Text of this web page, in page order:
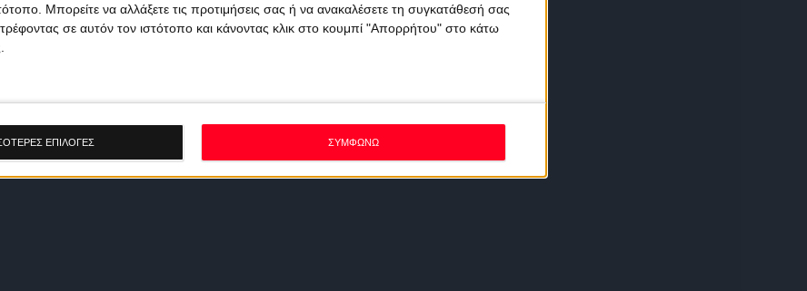
Μπορείτε να αλλάξετε τις προτιμήσεις σας ή να ανακαλέσετε τη συγκατάθεσή σας
σε αυτόν τον ιστότοπο και κάνοντας κλικ στο κουμπί "Απορρήτου" στο κάτω
ΕΠΙΛΟΓΕΣ ΣΥΜΦΩΝΩ